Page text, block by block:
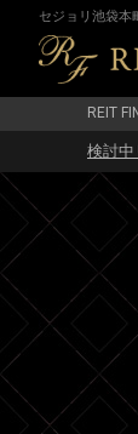
セジョリ池袋本
REIT
検討中